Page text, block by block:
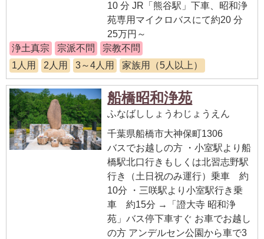
10 分 JR「熊谷駅」下車、昭和浄
苑専用マイクロバスにて約20 分
25万円～
浄土真宗
宗派不問
宗教不問
1人用
2人用 3～4人用 家族用（5人以上）
船橋昭和浄苑
ふなばししょうわじょうえん
千葉県船橋市大神保町1306
バスでお越しの方 ・小室駅より船
橋駅北口行きもしくは北習志野駅
行き（土日祝のみ運行）乗車 約
10分 ・三咲駅より小室駅行き乗
車 約15分 →「證大寺 昭和浄
苑」バス停下車すぐ お車でお越し
の方 アンデルセン公園から車で3